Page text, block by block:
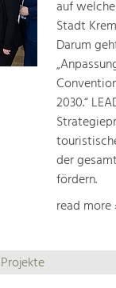
auf
Stadt
Darum
2030.“
der
fördern.
read more